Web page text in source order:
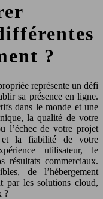
?
représente un défi
sa présence en ligne.
dans le monde et une
la qualité de votre
l’échec de votre projet
et la fiabilité de votre
utilisateur, le
résultats commerciaux.
de l’hébergement
par les solutions cloud,
?